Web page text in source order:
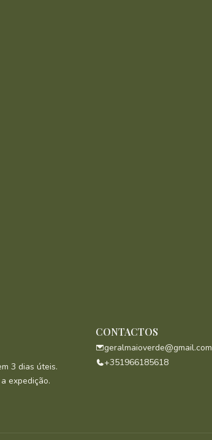
3 dias úteis.
expedição.
CONTACTOS
geralmaioverde@gmail.com
+351966185618